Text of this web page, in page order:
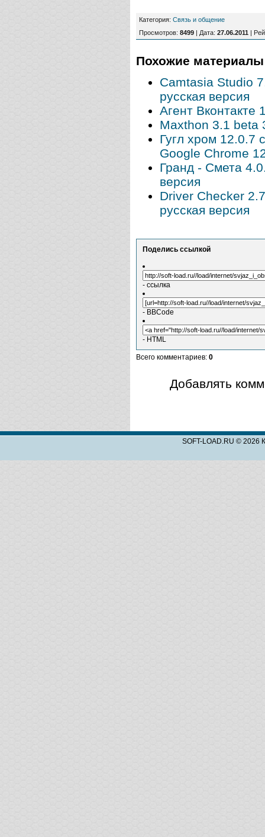
Категория: Связь и общение
Просмотров: 8499 | Дата: 27.06.2011 |
Похожие
Camtasia Studio
русская версия
Агент Вконтакте
Maxthon 3.1 beta
Гугл хром 12.0.7
Google Chrome
Гранд - Смета
версия
Driver Checker
русская версия
Поделись ссылкой
- ссылка
- BBCode
- HTML
Всего комментариев: 0
Добавлять
SOFT-LOAD.RU ©